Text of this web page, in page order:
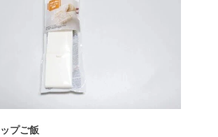
プご飯